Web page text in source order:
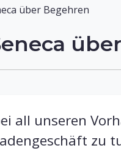
über Begehren
all unseren
zu